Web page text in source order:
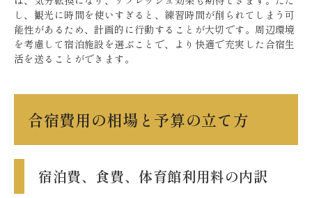
し、観光に時間を使いすぎると、練習時間が削られてしまう可
能性があるため、計画的に行動することが大切です。周辺環境
を考慮して宿泊施設を選ぶことで、より快適で充実した合宿生
活を送ることができます。
合宿費用の相場と予算の立て方
宿泊費、食費、体育館利用料の内訳